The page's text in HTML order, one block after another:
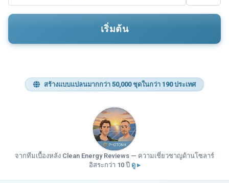
เริ่มต้น
สร้างแบบแปลนมากกว่า 50,000 ชุดในกว่า 190 ประเทศ
จากทีมเบื้องหลัง Clean Energy Reviews — ความเชี่ยวชาญด้านโซลาร์
อิสระกว่า 10 ปี ดู ▸